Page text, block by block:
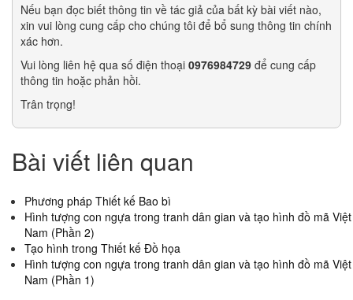
Nếu bạn đọc biết thông tin về tác giả của bất kỳ bài viết nào,
xin vui lòng cung cấp cho chúng tôi để bổ sung thông tin chính
xác hơn.
Vui lòng liên hệ qua số điện thoại 0976984729 để cung cấp
thông tin hoặc phản hồi.
Trân trọng!
Bài viết liên quan
Phương pháp Thiết kế Bao bì
Hình tượng con ngựa trong tranh dân gian và tạo hình đồ mã Việt
Nam (Phần 2)
Tạo hình trong Thiết kế Đồ họa
Hình tượng con ngựa trong tranh dân gian và tạo hình đồ mã Việt
Nam (Phần 1)